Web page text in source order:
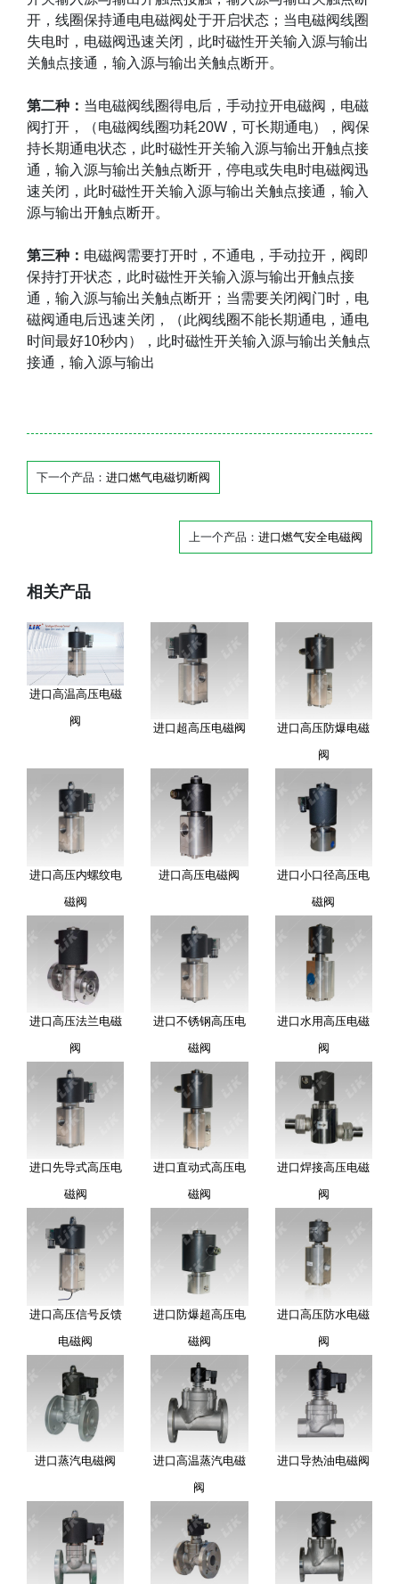
开，线圈保持通电电磁阀处于开启状态；当电磁阀线圈
失电时，电磁阀迅速关闭，此时磁性开关输入源与输出
关触点接通，输入源与输出关触点断开。
第二种： 当电磁阀线圈得电后，手动拉开电磁阀，电磁
阀打开，（电磁阀线圈功耗20W ，可长期通电），阀保
持长期通电状态，此时磁性开关输入源与输出开触点接
通，输入源与输出关触点断开，停电或失电时电磁阀迅
速关闭，此时磁性开关输入源与输出关触点接通，输入
源与输出开触点断开。
第三种： 电磁阀需要打开时，不通电，手动拉开，阀即
保持打开状态，此时磁性开关输入源与输出开触点接
通，输入源与输出关触点断开；当需要关闭阀门时，电
磁阀通电后迅速关闭，（此阀线圈不能长期通电，通电
时间最好10秒内），此时磁性开关输入源与输出关触点
接通，输入源与输出
下一个产品： 进口燃气电磁切断阀
上一个产品： 进口燃气安全电磁阀
相关产品
进口高温高压电磁
阀
进口超高压电磁阀
进口高压防爆电磁
阀
进口高压内螺纹电
磁阀
进口高压电磁阀
进口小口径高压电
磁阀
进口高压法兰电磁
阀
进口不锈钢高压电
磁阀
进口水用高压电磁
阀
进口先导式高压电
磁阀
进口直动式高压电
磁阀
进口焊接高压电磁
阀
进口高压信号反馈
电磁阀
进口防爆超高压电
磁阀
进口高压防水电磁
阀
进口蒸汽电磁阀
进口高温蒸汽电磁
阀
进口导热油电磁阀